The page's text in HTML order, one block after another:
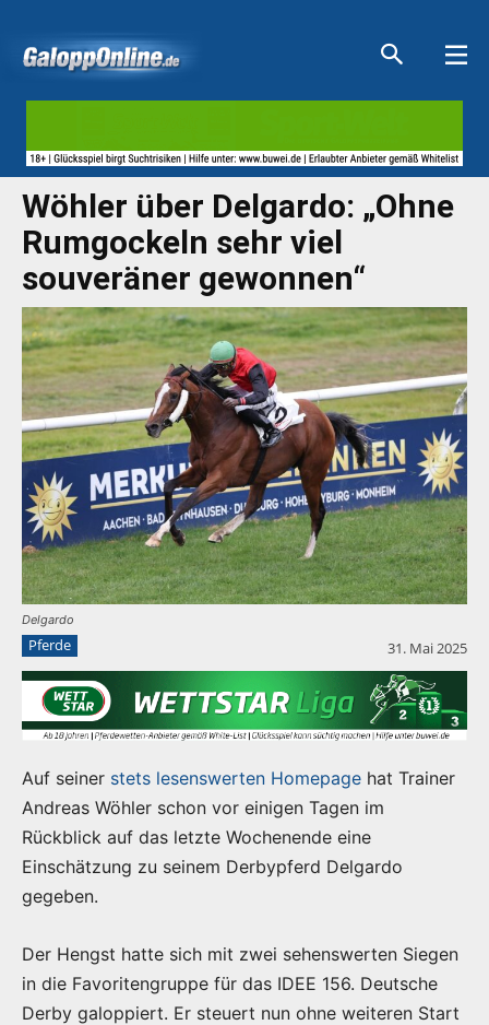
Wöhler über Delgardo: „Ohne
Rumgockeln sehr viel
souveräner gewonnen“
Delgardo
Pferde 31. Mai 2025
Auf seiner stets lesenswerten Homepage hat Trainer
Andreas Wöhler schon vor einigen Tagen im
Rückblick auf das letzte Wochenende eine
Einschätzung zu seinem Derbypferd Delgardo
gegeben.
Der Hengst hatte sich mit zwei sehenswerten Siegen
in die Favoritengruppe für das IDEE 156. Deutsche
Derby galoppiert. Er steuert nun ohne weiteren Start